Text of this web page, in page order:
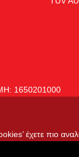
1650201000
έχετε πιο